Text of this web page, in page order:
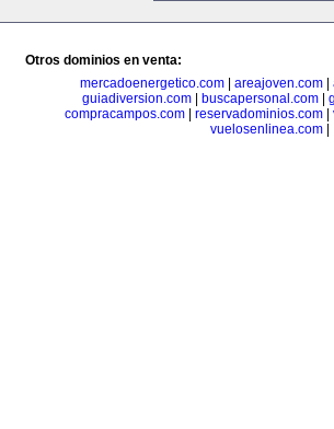
Otros dominios en venta:
mercadoenergetico.com| areajoven.com|
guiadiversion.com| buscapersonal.com|
compracampos.com| reservadominios.com|
vuelosenlinea.com|